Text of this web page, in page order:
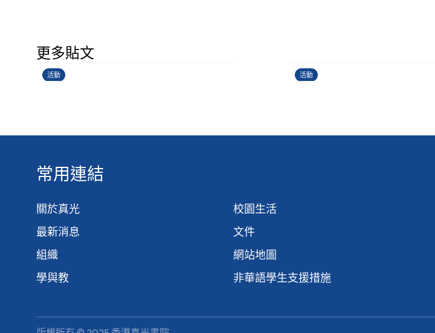
更多貼文
活動
28/06/2026
活動
常用連結
關於真光
最新消息
組織
學與教
校園生活
文件
網站地圖
非華語學生支援措施